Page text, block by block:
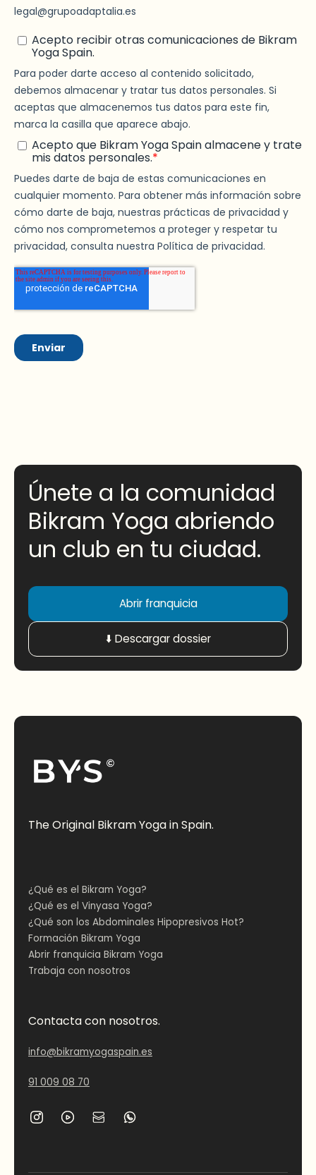
Únete a la comunidad
Bikram Yoga abriendo
un club en tu ciudad.
Abrir franquicia
⬇️ Descargar dossier
The Original Bikram Yoga in Spain.
¿Qué es el Bikram Yoga?
¿Qué es el Vinyasa Yoga?
¿Qué son los Abdominales Hipopresivos Hot?
Formación Bikram Yoga
Abrir franquicia Bikram Yoga
Trabaja con nosotros
Contacta con nosotros.
info@bikramyogaspain.es
91 009 08 70